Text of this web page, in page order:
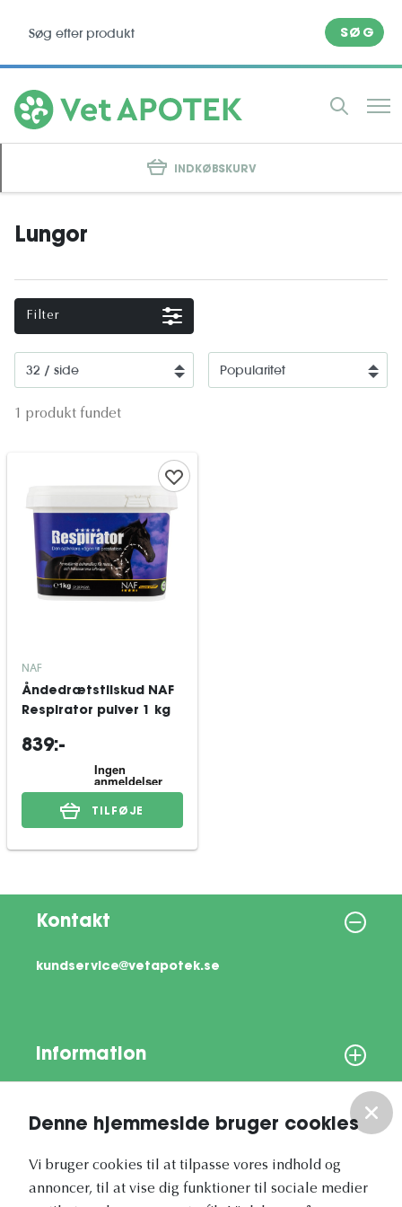
Denne hjemmeside bruger cookies
Vi bruger cookies til at tilpasse vores indhold og
annoncer, til at vise dig funktioner til sociale medier
SØG
INDKØBSKURV
Lungor
Filter
1 produkt fundet
NAF
Åndedrætstilskud NAF
Respirator pulver 1 kg
839:-
TILFØJE
Kontakt
kundservice@vetapotek.se
Information
Vores nyhedsbrev